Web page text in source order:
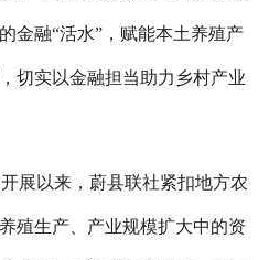
金融“活水” ，赋能本土养殖产
切实以金融担当助力乡村产业
展以来，蔚县联社紧扣地方农
殖生产、产业规模扩大中的资